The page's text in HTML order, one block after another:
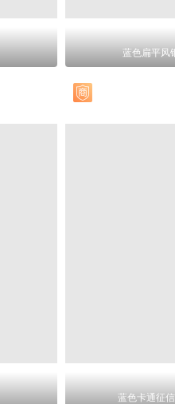
蓝色扁平风
蓝色卡通征